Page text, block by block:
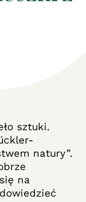
sztuki.
natury”.
na